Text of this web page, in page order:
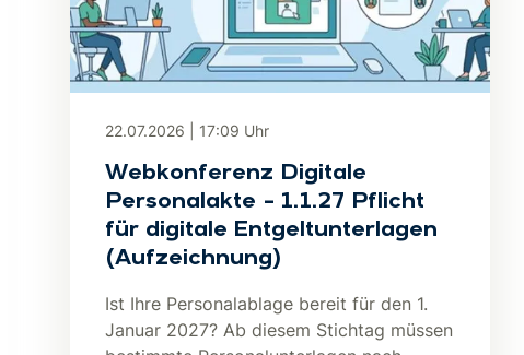
22.07.2026 17:09 Uhr
Webkonferenz Digitale
Personalakte – 1.1.27 Pflicht
für digitale Entgeltunterlagen
(Aufzeichnung)
Ist Ihre Personalablage bereit für den 1.
Januar 2027? Ab diesem Stichtag müssen